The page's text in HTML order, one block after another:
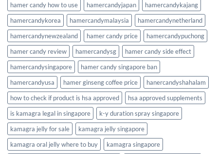
hamer candy how to use
hamercandyjapan
hamercandykajang
hamercandykorea
hamercandymalaysia
hamercandynetherland
hamercandynewzealand
hamer candy price
hamercandypuchong
hamer candy review
hamercandysg
hamer candy side effect
hamercandysingapore
hamer candy singapore ban
hamercandyusa
hamer ginseng coffee price
hanercandyshahalam
how to check if product is hsa approved
hsa approved supplements
is kamagra legal in singapore
k-y duration spray singapore
kamagra jelly for sale
kamagra jelly singapore
kamagra oral jelly where to buy
kamagra singapore